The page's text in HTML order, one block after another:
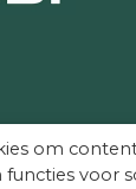
om
voor